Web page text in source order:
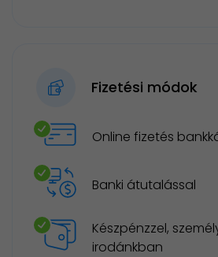
Fizetési módok
Online fizetés
Banki átutalással
Készpénzzel,
irodánkban